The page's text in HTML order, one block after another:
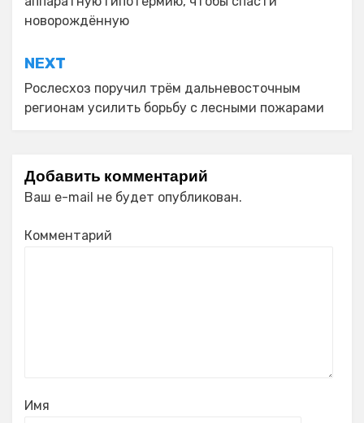
записям
новорождённую
NEXT
Рослесхоз поручил трём дальневосточным
регионам усилить борьбу с лесными пожарами
Добавить комментарий
Ваш e-mail не будет опубликован.
Комментарий
Имя